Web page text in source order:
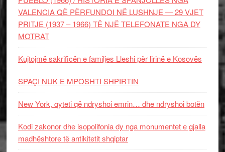
VALENCIA QË PËRFUNDOI NË LUSHNJE — 29 VJET
PRITJE (1937 – 1966) TË NJË TELEFONATE NGA DY
MOTRAT
Kujtojmë sakrificën e familjes Lleshi për lirinë e Kosovës
SPAÇI NUK E MPOSHTI SHPIRTIN
New York, qyteti që ndryshoi emrin… dhe ndryshoi botën
Kodi zakonor dhe isopolifonia dy nga monumentet e gjalla
madhështore të antikitetit shqiptar